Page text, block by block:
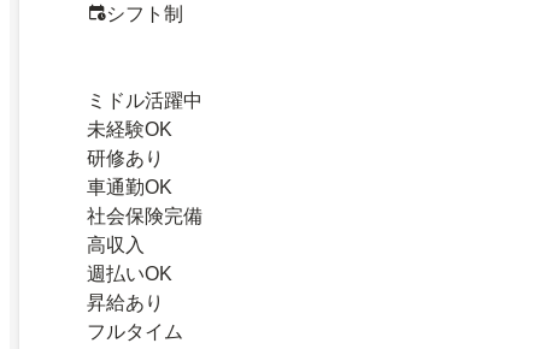
シフト制
ミドル活躍中
未経験OK
研修あり
車通勤OK
社会保険完備
高収入
週払いOK
昇給あり
フルタイム